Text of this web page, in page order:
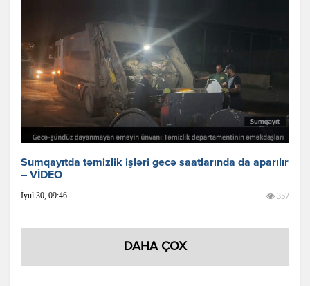
Sumqayıtda təmizlik işləri gecə saatlarında da aparılır
– VİDEO
İyul 30, 09:46 357
DAHA ÇOX